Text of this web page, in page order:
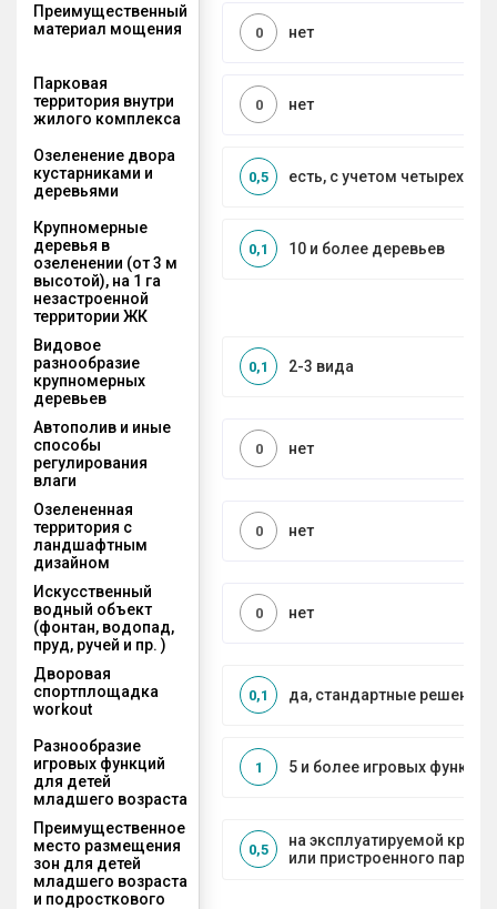
Преимущественный
материал мощения
нет
0
Парковая
территория внутри
жилого комплекса
нет
0
Озеленение двора
кустарниками и
деревьями
есть, с учетом четырех
0,5
Крупномерные
деревья в
озеленении (от 3 м
высотой), на 1 га
незастроенной
территории ЖК
10 и более деревьев
0,1
Видовое
разнообразие
крупномерных
деревьев
2-3 вида
0,1
Автополив и иные
способы
регулирования
влаги
нет
0
Озелененная
территория с
ландшафтным
дизайном
нет
0
Искусственный
водный объект
(фонтан, водопад,
пруд, ручей и пр. )
нет
0
Дворовая
спортплощадка
workout
да, стандартные решения
0,1
Разнообразие
игровых функций
для детей
младшего возраста
5 и более игровых функций
1
Преимущественное
место размещения
зон для детей
младшего возраста
и подросткового
на эксплуатируемой
или пристроенного
0,5